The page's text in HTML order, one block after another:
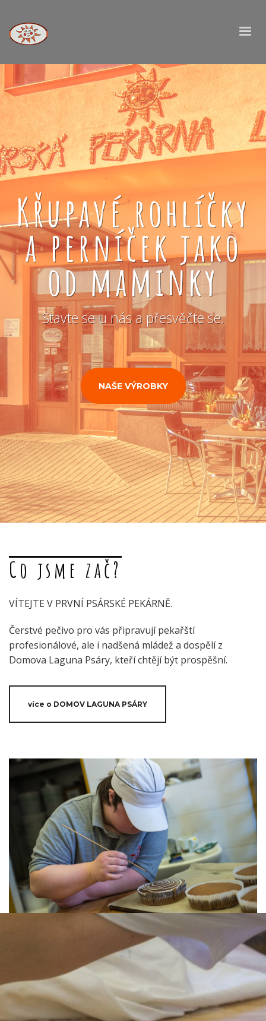
Křupavé rohlíčky
a perníček jako
od maminky
Stavte se u nás a přesvěčte se.
NAŠE VÝROBKY
Co jsme zač?
VÍTEJTE V PRVNÍ PSÁRSKÉ PEKÁRNĚ.
Čerstvé pečivo pro vás připravují pekařští
profesionálové, ale i nadšená mládež a dospělí z
Domova Laguna Psáry, kteří chtějí být prospěšní.
více o DOMOV LAGUNA PSÁRY